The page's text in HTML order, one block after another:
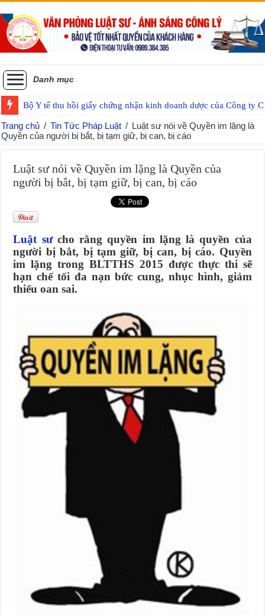
Danh mục
Bộ Y tế thu hồi giấy chứng nhận kinh doanh dược của Công ty
Trang chủ / Tin Tức Pháp Luật / Luật sư nói về Quyền im lặng là
Quyền của người bị bắt, bị tạm giữ, bị can, bị cáo
Luật sư nói về Quyền im lặng là Quyền của
người bị bắt, bị tạm giữ, bị can, bị cáo
Luật sưcho rằng quyền im lặng là quyền của
người bị bắt, bị tạm giữ, bị can, bị cáo. Quyền
im lặng trong BLTTHS 2015 được thực thi sẽ
hạn chế tối đa nạn bức cung, nhục hình, giảm
thiểu oan sai.